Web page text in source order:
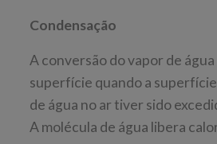
Condensação
A conversão do vapor de
superfície quando a
de água no ar tiver sido
A molécula de água libera